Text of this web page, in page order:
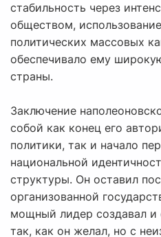
стабильность через
обществом,
политических массовых
обеспечивало ему
страны.
Заключение
собой как конец его
политики, так и начало
национальной
структуры. Он оставил
организованной
мощный лидер создавал и
так, как он желал, но с